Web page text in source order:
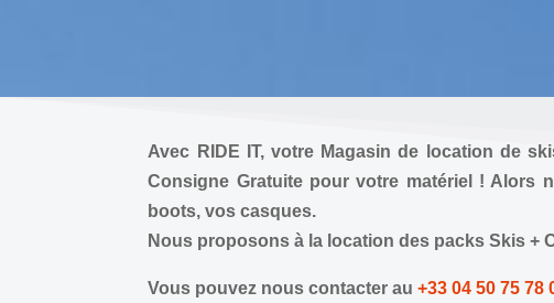
Avec RIDE IT, votre Magasin de location de
Consigne Gratuite pour votre matériel ! Alors
boots, vos casques.
Nous proposons à la location des packs Skis +
Vous pouvez nous contacter au+33 04 50 75 78